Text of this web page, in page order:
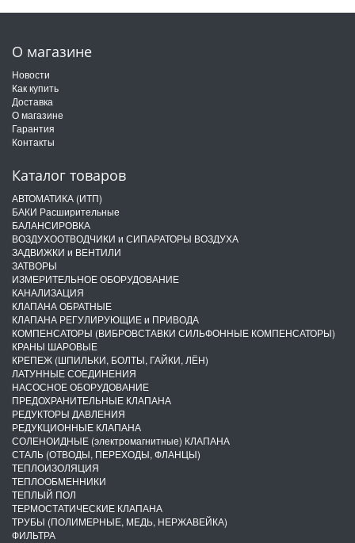
О магазине
Новости
Как купить
Доставка
О магазине
Гарантия
Контакты
Каталог товаров
АВТОМАТИКА (ИТП)
БАКИ Расширительные
БАЛАНСИРОВКА
ВОЗДУХООТВОДЧИКИ и СИПАРАТОРЫ ВОЗДУХА
ЗАДВИЖКИ и ВЕНТИЛИ
ЗАТВОРЫ
ИЗМЕРИТЕЛЬНОЕ ОБОРУДОВАНИЕ
КАНАЛИЗАЦИЯ
КЛАПАНА ОБРАТНЫЕ
КЛАПАНА РЕГУЛИРУЮЩИЕ и ПРИВОДА
КОМПЕНСАТОРЫ (ВИБРОВСТАВКИ СИЛЬФОННЫЕ КОМПЕНСАТОРЫ)
КРАНЫ ШАРОВЫЕ
КРЕПЕЖ (ШПИЛЬКИ, БОЛТЫ, ГАЙКИ, ЛЁН)
ЛАТУННЫЕ СОЕДИНЕНИЯ
НАСОСНОЕ ОБОРУДОВАНИЕ
ПРЕДОХРАНИТЕЛЬНЫЕ КЛАПАНА
РЕДУКТОРЫ ДАВЛЕНИЯ
РЕДУКЦИОННЫЕ КЛАПАНА
СОЛЕНОИДНЫЕ (электромагнитные) КЛАПАНА
СТАЛЬ (ОТВОДЫ, ПЕРЕХОДЫ, ФЛАНЦЫ)
ТЕПЛОИЗОЛЯЦИЯ
ТЕПЛООБМЕННИКИ
ТЕПЛЫЙ ПОЛ
ТЕРМОСТАТИЧЕСКИЕ КЛАПАНА
ТРУБЫ (ПОЛИМЕРНЫЕ, МЕДЬ, НЕРЖАВЕЙКА)
ФИЛЬТРА